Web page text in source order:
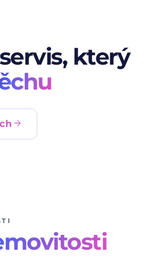
který
arrow_forward